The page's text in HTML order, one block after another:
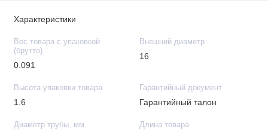
Характеристики
Вес товара с упаковкой
(брутто)
0.091
Внешний диаметр
16
Высота упаковки товара
1.6
Гарантийный документ
Гарантийный талон
Диаметр трубы, мм Длина товара